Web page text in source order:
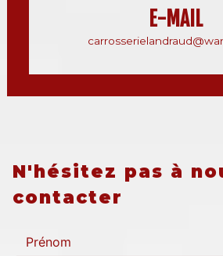
E-MAIL
N'hésitez pas à
contacter